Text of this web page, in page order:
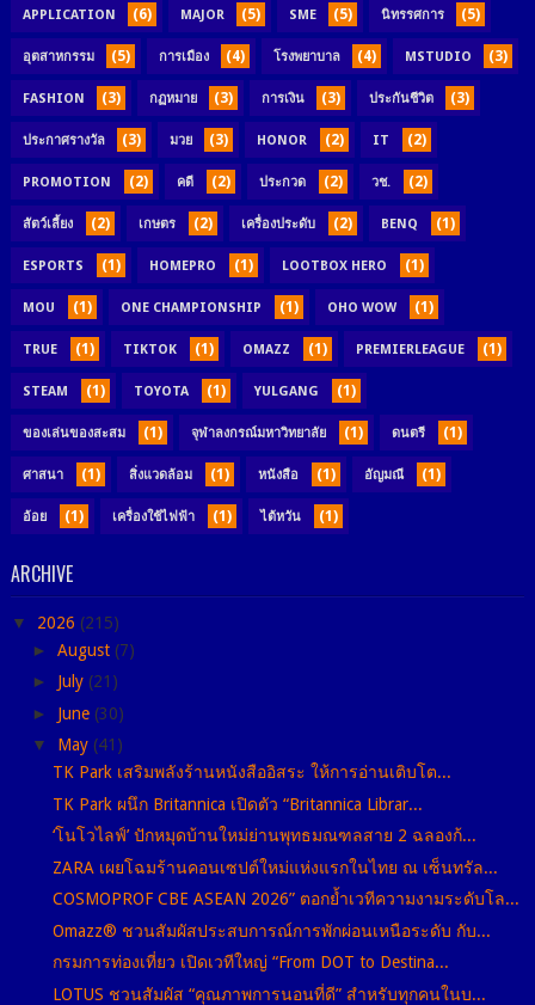
APPLICATION (6) MAJOR (5) SME (5) นิทรรศการ (5)
อุตสาหกรรม (5) การเมือง (4) โรงพยาบาล (4) MSTUDIO (3)
FASHION (3) กฏหมาย (3) การเงิน (3) ประกันชีวิต (3)
ประกาศรางวัล (3) มวย (3) HONOR (2) IT (2)
PROMOTION (2) คดี (2) ประกวด (2) วช. (2)
สัตว์เลี้ยง (2) เกษตร (2) เครื่องประดับ (2) BENQ (1)
ESPORTS (1) HOMEPRO (1) LOOTBOX HERO (1)
MOU (1) ONE CHAMPIONSHIP (1) OHO WOW (1)
TRUE (1) TIKTOK (1) OMAZZ (1) PREMIERLEAGUE (1)
STEAM (1) TOYOTA (1) YULGANG (1)
ของเล่นของสะสม (1) จุฬาลงกรณ์มหาวิทยาลัย (1) ดนตรี (1)
ศาสนา (1) สิ่งแวดล้อม (1) หนังสือ (1) อัญมณี (1)
อ้อย (1) เครื่องใช้ไฟฟ้า (1) ไต้หวัน (1)
ARCHIVE
▼ 2026 (215)
► August (7)
► July (21)
► June (30)
▼ May (41)
TK Park เสริมพลังร้านหนังสืออิสระ ให้การอ่านเติบโต...
TK Park ผนึก Britannica เปิดตัว “Britannica Librar...
‘โนโวไลฟ์’ ปักหมุดบ้านใหม่ย่านพุทธมณฑลสาย 2 ฉลองก้...
ZARA เผยโฉมร้านคอนเซปต์ใหม่แห่งแรกในไทย ณ เซ็นทรัล...
COSMOPROF CBE ASEAN 2026” ตอกย้ำเวทีความงามระดับโล...
Omazz® ชวนสัมผัสประสบการณ์การพักผ่อนเหนือระดับ กับ...
กรมการท่องเที่ยว เปิดเวทีใหญ่ “From DOT to Destina...
LOTUS ชวนสัมผัส “คุณภาพการนอนที่ดี” สำหรับทุกคนในบ...